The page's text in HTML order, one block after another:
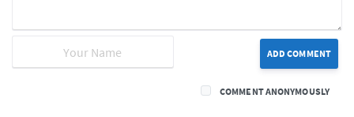
ADD COMMENT
COMMENT ANONYMOUSLY